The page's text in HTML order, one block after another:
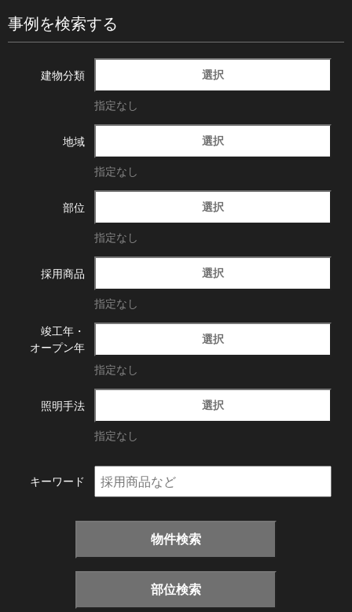
事例を検索する
建物分類 選択
指定なし
地域 選択
指定なし
部位 選択
指定なし
採用商品 選択
指定なし
竣工年・
オープン年
選択
指定なし
照明手法 選択
指定なし
キーワード
物件検索
部位検索